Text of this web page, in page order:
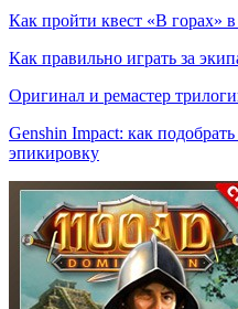
Как пройти квест «В горах»
Как правильно играть за
Оригинал и ремастер
Genshin Impact: как
эпикировку